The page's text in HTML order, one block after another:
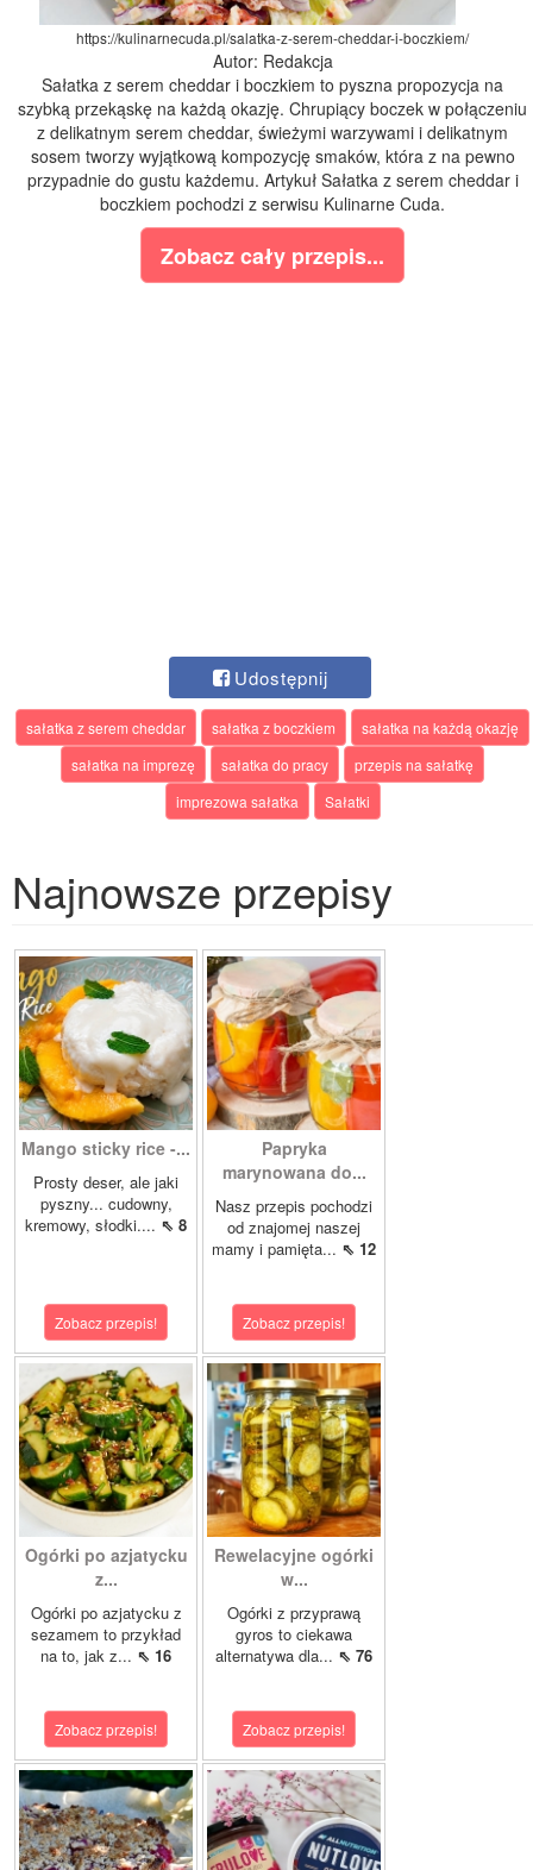
https://kulinarnecuda.pl/salatka-z-serem-cheddar-i-boczkiem/
Autor: Redakcja
Sałatka z serem cheddar i boczkiem to pyszna propozycja na
szybką przekąskę na każdą okazję. Chrupiący boczek w połączeniu
z delikatnym serem cheddar, świeżymi warzywami i delikatnym
sosem tworzy wyjątkową kompozycję smaków, która z na pewno
przypadnie do gustu każdemu. Artykuł Sałatka z serem cheddar i
boczkiem pochodzi z serwisu Kulinarne Cuda.
Zobacz cały przepis...
Udostępnij
sałatka z serem cheddar sałatka z boczkiem
sałatka na każdą okazję
sałatka na imprezę
sałatka do pracy
przepis na sałatkę
imprezowa sałatka
Sałatki
Najnowsze przepisy
Mango sticky rice -...
Prosty deser, ale jaki
pyszny... cudowny,
kremowy, słodki.... ⇖ 8
Zobacz przepis!
Papryka
marynowana do...
Nasz przepis pochodzi
od znajomej naszej
mamy i pamięta... ⇖ 12
Zobacz przepis!
Ogórki po azjatycku
z...
Ogórki po azjatycku z
sezamem to przykład
na to, jak z... ⇖ 16
Zobacz przepis!
Rewelacyjne ogórki
w...
Ogórki z przyprawą
gyros to ciekawa
alternatywa dla... ⇖ 76
Zobacz przepis!